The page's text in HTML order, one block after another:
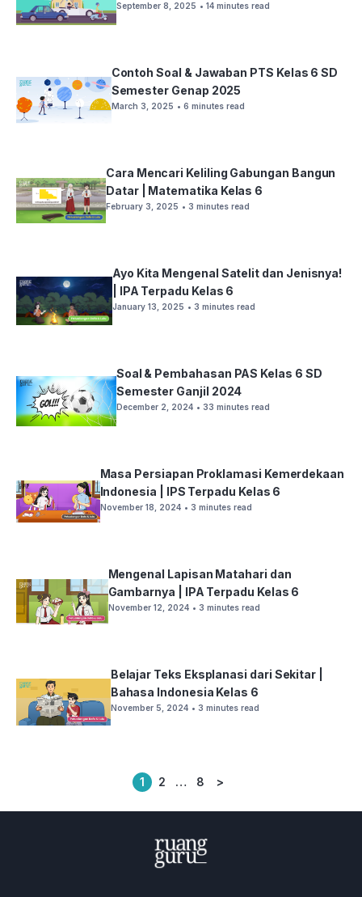
September 8, 2025 • 14 minutes read
Contoh Soal & Jawaban PTS Kelas 6 SD
Semester Genap 2025
March 3, 2025 • 6 minutes read
Cara Mencari Keliling Gabungan Bangun
Datar | Matematika Kelas 6
February 3, 2025 • 3 minutes read
Ayo Kita Mengenal Satelit dan Jenisnya!
| IPA Terpadu Kelas 6
January 13, 2025 • 3 minutes read
Soal & Pembahasan PAS Kelas 6 SD
Semester Ganjil 2024
December 2, 2024 • 33 minutes read
Masa Persiapan Proklamasi Kemerdekaan
Indonesia | IPS Terpadu Kelas 6
November 18, 2024 • 3 minutes read
Mengenal Lapisan Matahari dan
Gambarnya | IPA Terpadu Kelas 6
November 12, 2024 • 3 minutes read
Belajar Teks Eksplanasi dari Sekitar |
Bahasa Indonesia Kelas 6
November 5, 2024 • 3 minutes read
Posts
1 2 … 8 >